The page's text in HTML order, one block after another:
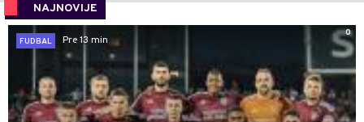
NAJNOVIJE
0
FUDBAL
Pre 13 min